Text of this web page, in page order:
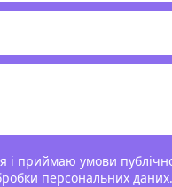
і приймаю умови
персональних даних.